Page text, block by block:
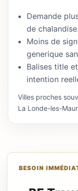
Demande
de chalandise.
Moins de
generique
Balises title
intention
Villes proches
La Londe-les-
BESOIN